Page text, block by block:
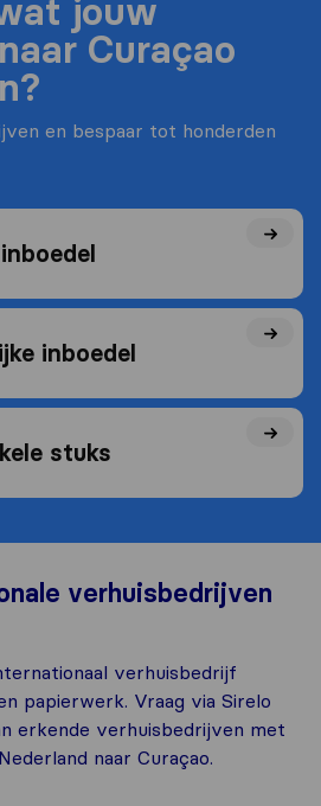
jouw
Curaçao
en bespaar tot honderden
inboedel
stuks
verhuisbedrijven
verhuisbedrijf
papierwerk. Vraag via Sirelo
erkende verhuisbedrijven met
naar Curaçao.